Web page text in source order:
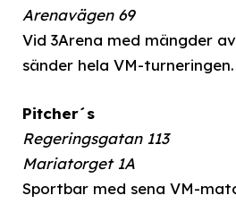
Arenavägen 69
Vid 3Arena med mängder
sänder hela VM-turneringen.
Pitcher´s
Regeringsgatan 113
Mariatorget 1A
Sportbar med sena VM-